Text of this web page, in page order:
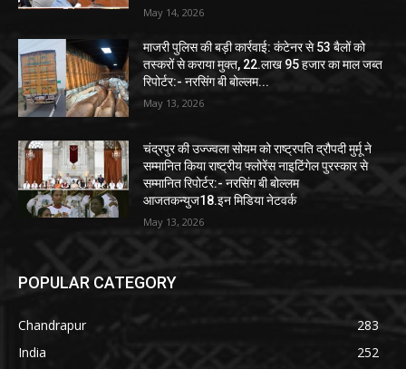
May 14, 2026
माजरी पुलिस की बड़ी कार्रवाई: कंटेनर से 53 बैलों को
तस्करों से कराया मुक्त, 22.लाख 95 हजार का माल जब्त
रिपोर्टर:- नरसिंग बी बोल्लम...
May 13, 2026
चंद्रपुर की उज्ज्वला सोयम को राष्ट्रपति द्रौपदी मुर्मू ने
सम्मानित किया राष्ट्रीय फ्लोरेंस नाइटिंगेल पुरस्कार से
सम्मानित रिपोर्टर:- नरसिंग बी बोल्लम
आजतकन्युज18.इन मिडिया नेटवर्क
May 13, 2026
POPULAR CATEGORY
Chandrapur
283
India
252